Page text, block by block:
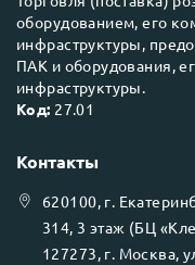
оборудованием, его
инфраструктуры,
ПАК и оборудования,
инфраструктуры.
Код: 27.01
Контакты
620100, г.
314, 3 этаж (БЦ
127273, г. Москва,